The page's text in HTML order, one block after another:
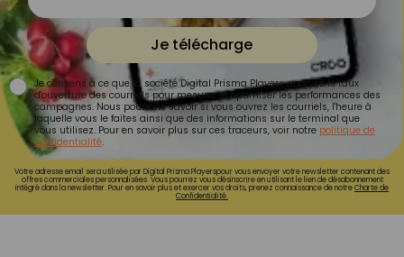
Je télécharge
Je consens à ce que la société Digital Prisma Players analyse le taux
d'ouverture des courriels pour mesurer et optimiser les performances des
campagnes. Nous pourrons savoir si vous ouvrez les courriels, l'heure à
laquelle vous le faites ainsi que des informations sur le terminal que
vous utilisez. Pour en savoir plus sur ces traceurs, voir notre politique de
confidentialité.
Votre adresse email sera utilisée par Digital Prisma Playerspour vous envoyer votre newsletter contenant des
offres commerciales personnalisées. Vous pourrez vous désinscrire en utilisant le lien de désabonnement
intégré dans la newsletter. Pour en savoir plus et exercer vos droits, prenez connaissance de notreCharte de
Confidentialité.